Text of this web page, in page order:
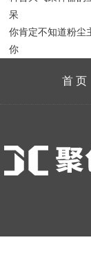
呆
你肯定不知道粉尘
你
首 页